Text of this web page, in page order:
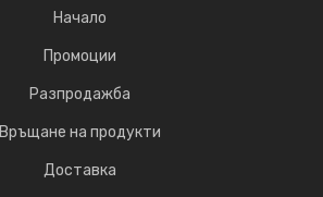
Начало
Промоции
Разпродажба
Връщане на продукти
Доставка